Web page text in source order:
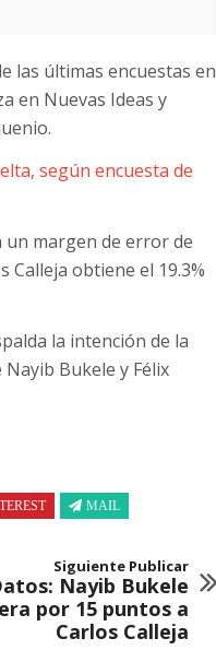
las últimas encuestas en
en Nuevas Ideas y
según encuesta de
un margen de error de
Calleja obtiene el 19.3%
la intención de la
Bukele y Félix
MAIL
Siguiente Publicar
Nayib Bukele
por 15 puntos a
Carlos Calleja